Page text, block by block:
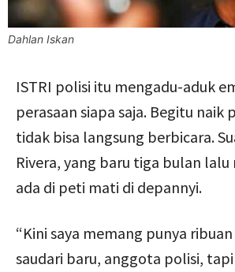
Dahlan Iskan
ISTRI polisi itu mengadu-aduk
perasaan siapa saja. Begitu naik
tidak bisa langsung berbicara.
Rivera, yang baru tiga bulan
ada di peti mati di depannyi.
“Kini saya memang punya
saudari baru, anggota polisi,